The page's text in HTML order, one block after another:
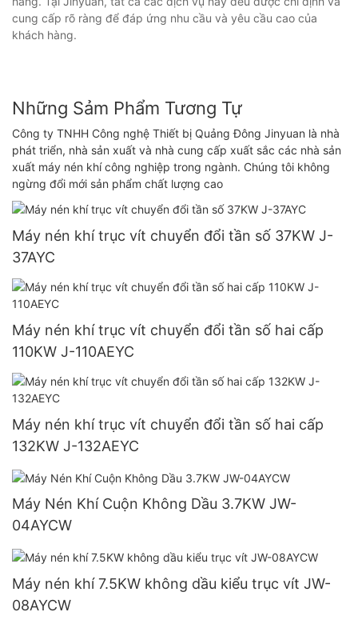
cung cấp rõ ràng để đáp ứng nhu cầu và yêu cầu cao của
khách hàng.
Những Sảm Phẩm Tương Tự
Công ty TNHH Công nghệ Thiết bị Quảng Đông Jinyuan là nhà
phát triển, nhà sản xuất và nhà cung cấp xuất sắc các nhà sản
xuất máy nén khí công nghiệp trong ngành. Chúng tôi không
ngừng đổi mới sản phẩm chất lượng cao
Máy nén khí trục vít chuyển đổi tần số 37KW J-
37AYC
Máy nén khí trục vít chuyển đổi tần số hai cấp
110KW J-110AEYC
Máy nén khí trục vít chuyển đổi tần số hai cấp
132KW J-132AEYC
Máy Nén Khí Cuộn Không Dầu 3.7KW JW-
04AYCW
Máy nén khí 7.5KW không dầu kiểu trục vít JW-
08AYCW